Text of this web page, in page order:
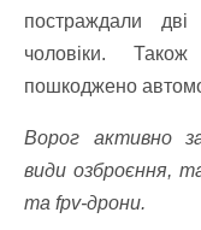
постраждали
чоловіки.
пошкоджено
Ворог активно
види озброєння,
та fpv-дрони.